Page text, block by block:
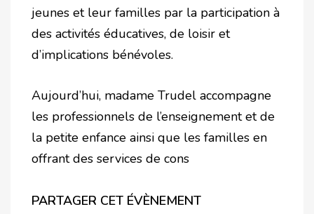
jeunes et leur familles par la participation à
des activités éducatives, de loisir et
d’implications bénévoles.
Aujourd’hui, madame Trudel accompagne
les professionnels de l’enseignement et de
la petite enfance ainsi que les familles en
offrant des services de cons
PARTAGER CET ÉVÈNEMENT